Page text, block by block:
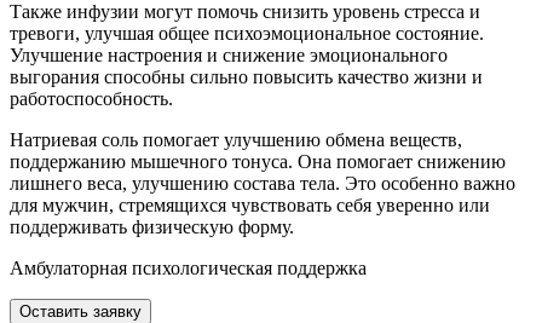
Также инфузии могут помочь снизить уровень стресса и
тревоги, улучшая общее психоэмоциональное состояние.
Улучшение настроения и снижение эмоционального
выгорания способны сильно повысить качество жизни и
работоспособность.
Натриевая соль помогает улучшению обмена веществ,
поддержанию мышечного тонуса. Она помогает снижению
лишнего веса, улучшению состава тела. Это особенно важно
для мужчин, стремящихся чувствовать себя уверенно или
поддерживать физическую форму.
Амбулаторная психологическая поддержка
Оставить заявку